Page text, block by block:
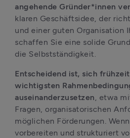
angehende Gründer*innen
klaren Geschäftsidee, der
und einer guten Organisation
schaffen Sie eine solide
die Selbstständigkeit.
Entscheidend ist, sich
wichtigsten
auseinanderzusetzen, etwa
Fragen, organisatorischen
möglichen Förderungen.
vorbereiten und strukturiert